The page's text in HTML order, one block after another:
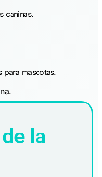
caninas.
para mascotas.
la